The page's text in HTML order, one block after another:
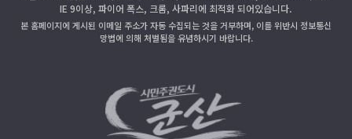
IE 9이상, 파이어 폭스, 크롬, 사파리에 최적화 되어있습니다.
본 홈페이지에 게시된 이메일 주소가 자동 수집되는 것을 거부하며, 이를 위반시 정보통신
망법에 의해 처벌됨을 유념하시기 바랍니다.